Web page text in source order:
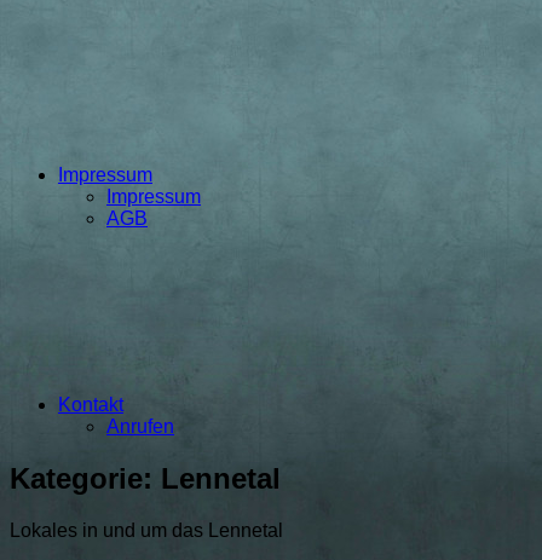
Impressum
Impressum
AGB
Kontakt
Anrufen
Kategorie: Lennetal
Lokales in und um das Lennetal